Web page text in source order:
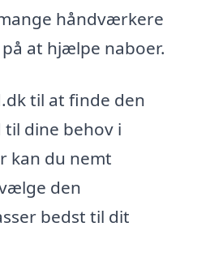
håndværkere
at hjælpe naboer.
til at finde den
dine behov i
kan du nemt
den
bedst til dit